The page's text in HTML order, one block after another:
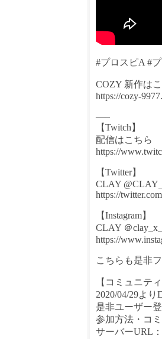
#プロスピA #
COZY 新作は
https://cozy-
—–
【Twitch】
配信はこちら
https://
【Twitter】
CLAY
https://
【Instagram】
CLAY ＠
https://
こちらも是非
【コミュニテ
2020/04/29よ
是非ユーザー
参加方法・コ
サーバーURL：